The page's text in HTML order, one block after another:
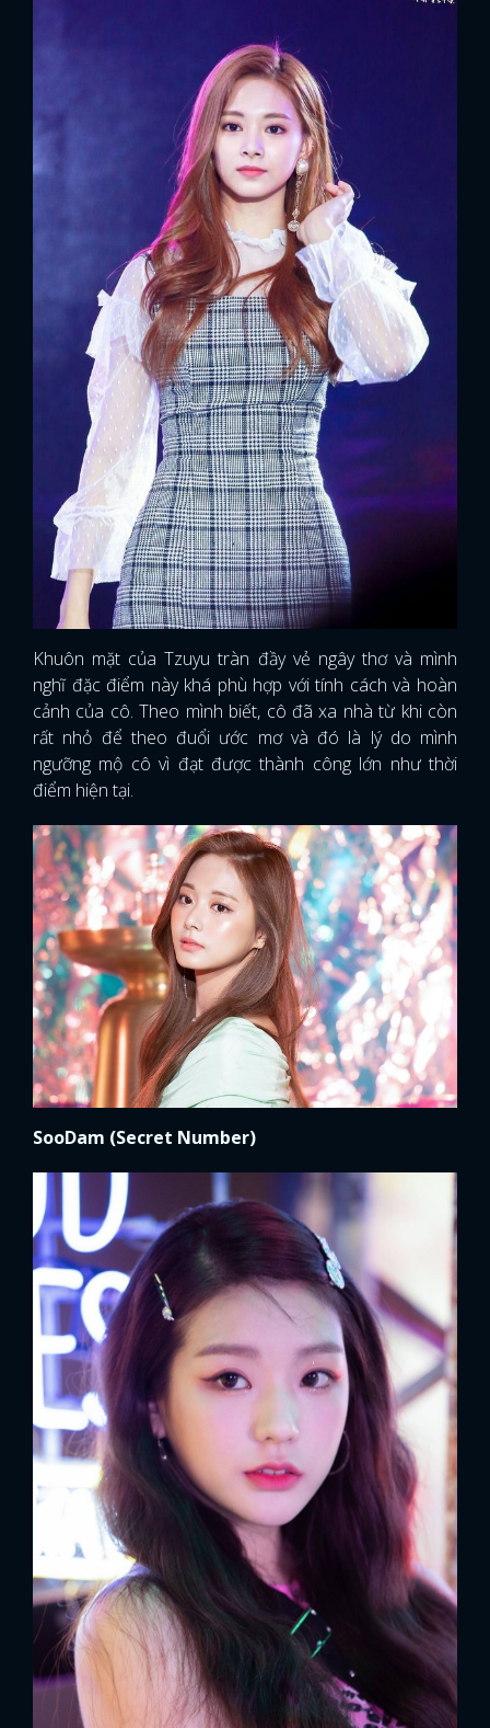
Khuôn mặt của Tzuyu tràn đầy vẻ ngây thơ và mình
nghĩ đặc điểm này khá phù hợp với tính cách và hoàn
cảnh của cô. Theo mình biết, cô đã xa nhà từ khi còn
rất nhỏ để theo đuổi ước mơ và đó là lý do mình
ngưỡng mộ cô vì đạt được thành công lớn như thời
điểm hiện tại.
SooDam (Secret Number)